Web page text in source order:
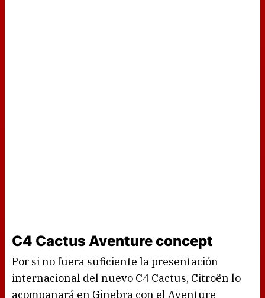
C4 Cactus Aventure concept
Por si no fuera suficiente la presentación
internacional del nuevo C4 Cactus, Citroën lo
acompañará en Ginebra con el Aventure